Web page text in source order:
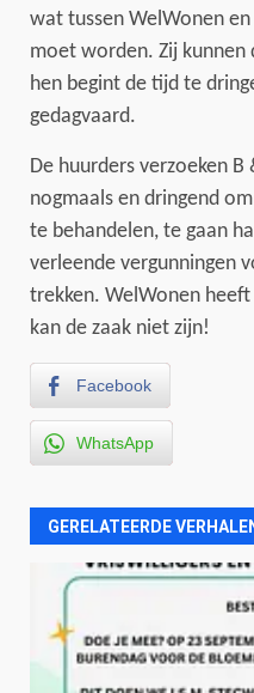
wat tussen WelWonen
moet worden. Zij
hen begint de tijd te
gedagvaard.
De huurders verzoeken
nogmaals en dringend
te behandelen, te gaan
verleende vergunningen
trekken. WelWonen
kan de zaak niet zijn!
Facebook
WhatsApp
GERELATEERDE